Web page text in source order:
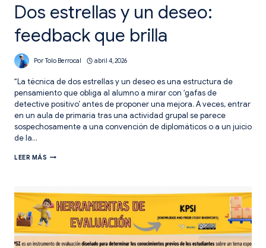
Dos estrellas y un deseo:
feedback que brilla
Por Tolo Berrocal abril 4, 2026
“La técnica de dos estrellas y un deseo es una estructura de
pensamiento que obliga al alumno a mirar con ‘gafas de
detective positivo’ antes de proponer una mejora. A veces, entrar
en un aula de primaria tras una actividad grupal se parece
sospechosamente a una convención de diplomáticos o a un juicio
de la…
LEER MÁS DOS
DESEO:
FEEDBACK
QUE
BRILLA